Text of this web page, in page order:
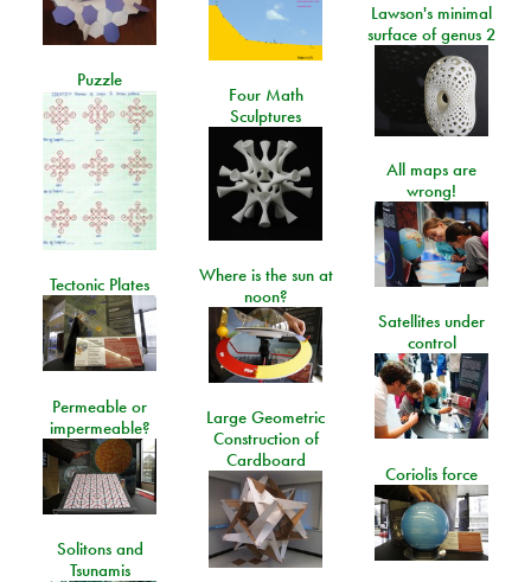
Lawson's minimal
surface of genus 2
Puzzle
Four Math
Sculptures
All maps are
wrong!
Where is the sun at
noon?
Tectonic Plates
Satellites under
control
Permeable or
impermeable?
Large Geometric
Construction of
Cardboard
Coriolis force
Solitons and
Tsunamis